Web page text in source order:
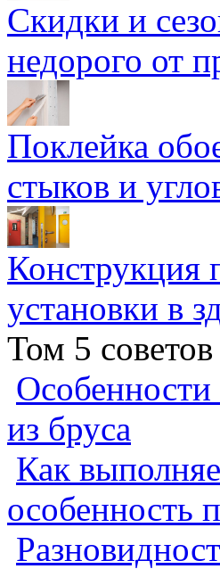
Скидки и
недорого от
Поклейка
стыков и
Конструкция
установки в
Том 5 советов
Особенности
из бруса
Как
особенность